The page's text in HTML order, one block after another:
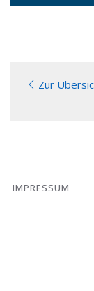
Zur
IMPRESSUM